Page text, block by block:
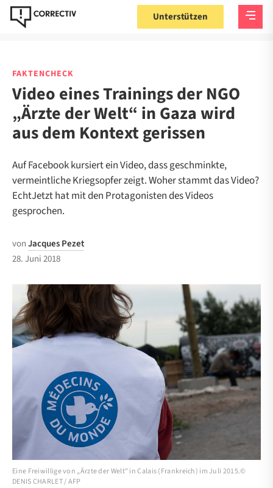
Unterstützen
FAKTENCHECK
Video eines Trainings der NGO
„Ärzte der Welt“ in Gaza wird
aus dem Kontext gerissen
Auf Facebook kursiert ein Video, dass geschminkte,
vermeintliche Kriegsopfer zeigt. Woher stammt das Video?
EchtJetzt hat mit den Protagonisten des Videos
gesprochen.
vonJacques Pezet
28. Juni 2018
Eine Freiwillige von „Ärzte der Welt" in Calais (Frankreich) im Juli 2015.©
DENIS CHARLET / AFP